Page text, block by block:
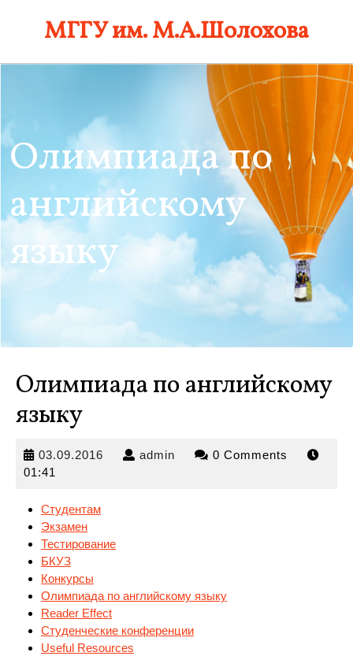
МГГУ им. М.А.Шолохова
Олимпиада по
английскому
языку
Олимпиада по английскому
языку
03.09.2016 03.09.2016
admin admin 0 Comments
01:41
Студентам
Экзамен
Тестирование
БКУЗ
Конкурсы
Олимпиада по английскому языку
Reader Effect
Студенческие конференции
Useful Resources